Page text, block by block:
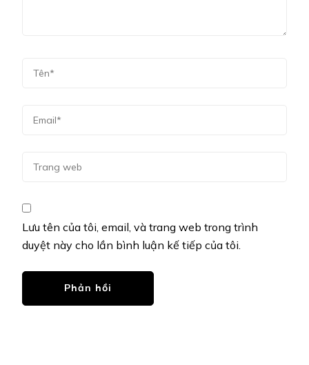
Lưu tên của tôi, email, và trang web trong trình
duyệt này cho lần bình luận kế tiếp của tôi.